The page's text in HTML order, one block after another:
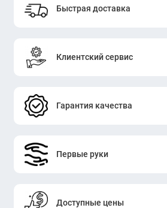
Быстрая доставка
Клиентский сервис
Гарантия качества
Первые руки
Доступные цены